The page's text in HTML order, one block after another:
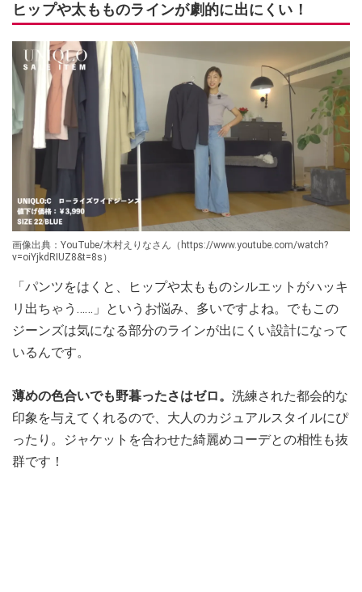
ヒップや太もものラインが劇的に出にくい！
画像出典：YouTube/木村えりなさん（https://www.youtube.com/watch?
v=oiYjkdRIUZ8&t=8s）
「パンツをはくと、ヒップや太もものシルエットがハッキ
リ出ちゃう……」というお悩み、多いですよね。でもこの
ジーンズは気になる部分のラインが出にくい設計になって
いるんです。
薄めの色合いでも野暮ったさはゼロ。 洗練された都会的な
印象を与えてくれるので、大人のカジュアルスタイルにぴ
ったり。ジャケットを合わせた綺麗めコーデとの相性も抜
群です！